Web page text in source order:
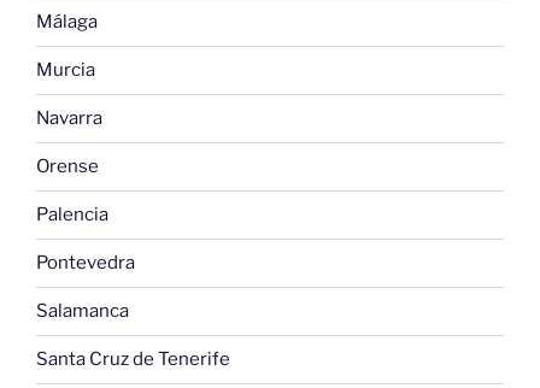
Málaga
Murcia
Navarra
Orense
Palencia
Pontevedra
Salamanca
Santa Cruz de Tenerife